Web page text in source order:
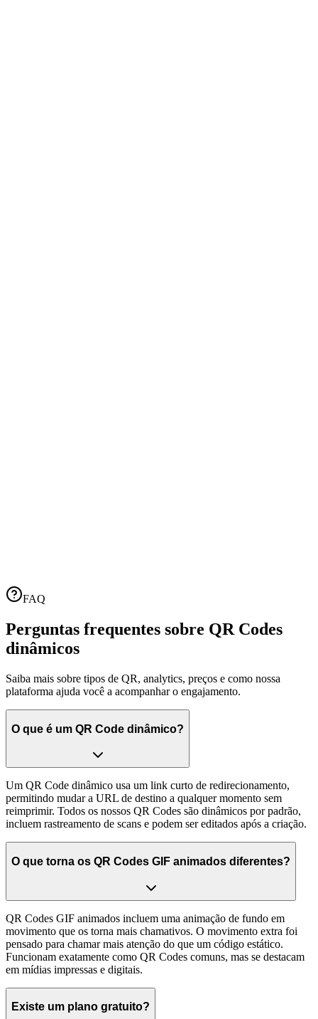
FAQ
Perguntas frequentes sobre QR Codes
dinâmicos
Saiba mais sobre tipos de QR, analytics, preços e como nossa
plataforma ajuda você a acompanhar o engajamento.
O que é um QR Code dinâmico?
Um QR Code dinâmico usa um link curto de redirecionamento,
permitindo mudar a URL de destino a qualquer momento sem
reimprimir. Todos os nossos QR Codes são dinâmicos por padrão,
incluem rastreamento de scans e podem ser editados após a criação.
O que torna os QR Codes GIF animados diferentes?
QR Codes GIF animados incluem uma animação de fundo em
movimento que os torna mais chamativos. O movimento extra foi
pensado para chamar mais atenção do que um código estático.
Funcionam exatamente como QR Codes comuns, mas se destacam
em mídias impressas e digitais.
Existe um plano gratuito?